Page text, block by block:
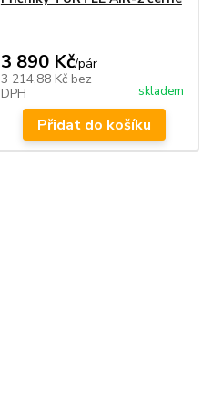
3 890 Kč/pár
3 214,88 Kč bez
DPH
skladem
Přidat do košíku